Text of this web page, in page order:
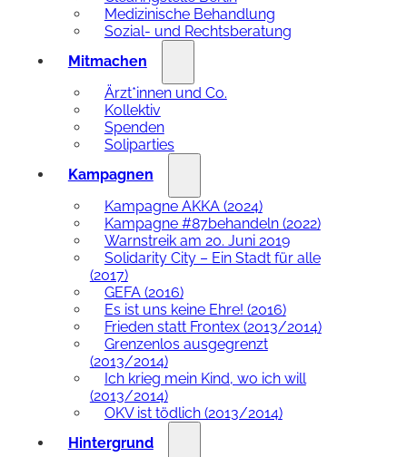
Medizinische Behandlung
Sozial- und Rechtsberatung
Mitmachen
Ärzt*innen und Co.
Kollektiv
Spenden
Soliparties
Kampagnen
Kampagne AKKA (2024)
Kampagne #87behandeln (2022)
Warnstreik am 20. Juni 2019
Solidarity City – Ein Stadt für alle
(2017)
GEFA (2016)
Es ist uns keine Ehre! (2016)
Frieden statt Frontex (2013/2014)
Grenzenlos ausgegrenzt
(2013/2014)
Ich krieg mein Kind, wo ich will
(2013/2014)
OKV ist tödlich (2013/2014)
Hintergrund